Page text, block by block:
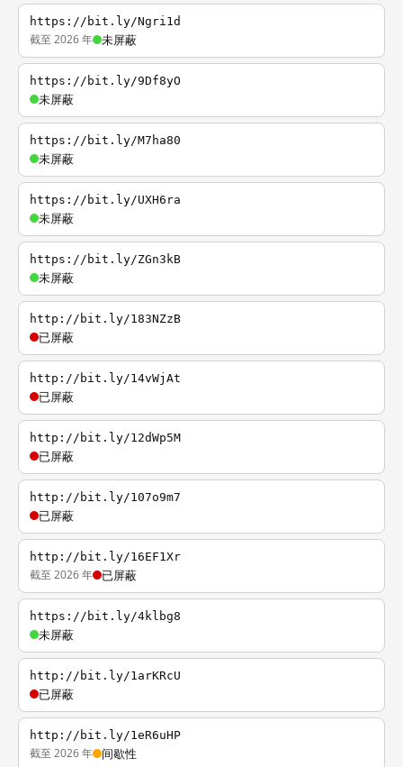
https://bit.ly/Ngri1d
截至 2026 年 未屏蔽
https://bit.ly/9Df8yO
未屏蔽
https://bit.ly/M7ha80
未屏蔽
https://bit.ly/UXH6ra
未屏蔽
https://bit.ly/ZGn3kB
未屏蔽
http://bit.ly/183NZzB
已屏蔽
http://bit.ly/14vWjAt
已屏蔽
http://bit.ly/12dWp5M
已屏蔽
http://bit.ly/107o9m7
已屏蔽
http://bit.ly/16EF1Xr
截至 2026 年 已屏蔽
https://bit.ly/4klbg8
未屏蔽
http://bit.ly/1arKRcU
已屏蔽
http://bit.ly/1eR6uHP
截至 2026 年 间歇性